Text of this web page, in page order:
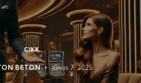
CIKK
BETON június 7, 2025